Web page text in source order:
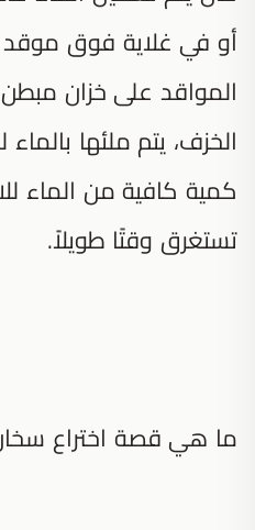
أو في غلاية فوق
المواقد على خزان
الخزف، يتم ملئها
كمية كافية من الماء
تستغرق وقتًا طويلاً.
ما هي قصة اختراع